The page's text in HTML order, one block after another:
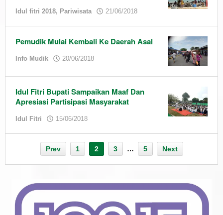
Idul fitri 2018, Pariwisata 21/06/2018
Pemudik Mulai Kembali Ke Daerah Asal
Info Mudik 20/06/2018
Idul Fitri Bupati Sampaikan Maaf Dan
Apresiasi Partisipasi Masyarakat
Idul Fitri 15/06/2018
Prev 1 2 3 … 5 Next